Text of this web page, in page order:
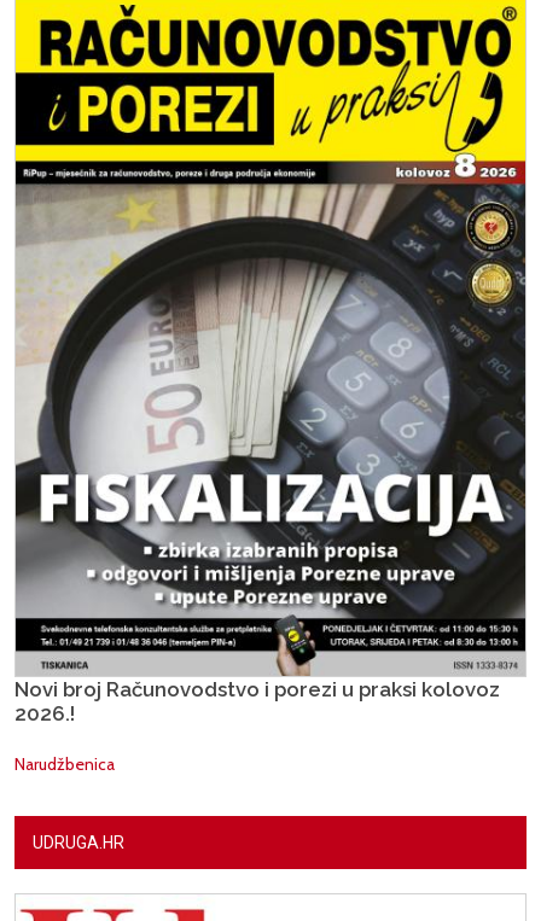
Novi broj Računovodstvo i porezi u praksi kolovoz
2026.!
Narudžbenica
UDRUGA.HR